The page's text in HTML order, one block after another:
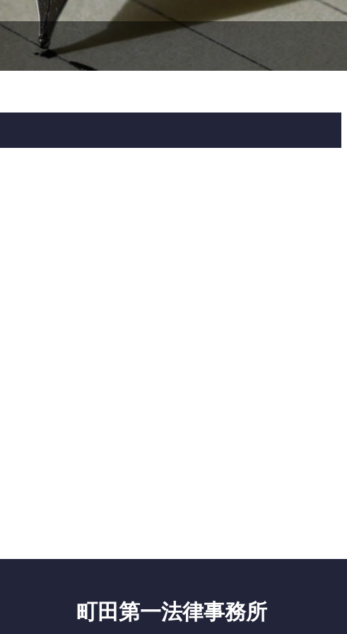
町田第一法律事務所